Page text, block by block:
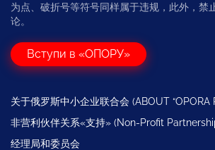
为点、破折号等符号同样属于违规，此外，禁
论。
Вступи в «ОПОРУ»
关于俄罗斯中小企业联合会 (ABOUT “OPORA
非营利伙伴关系«支持» (Non-Profit
经理局和委员会